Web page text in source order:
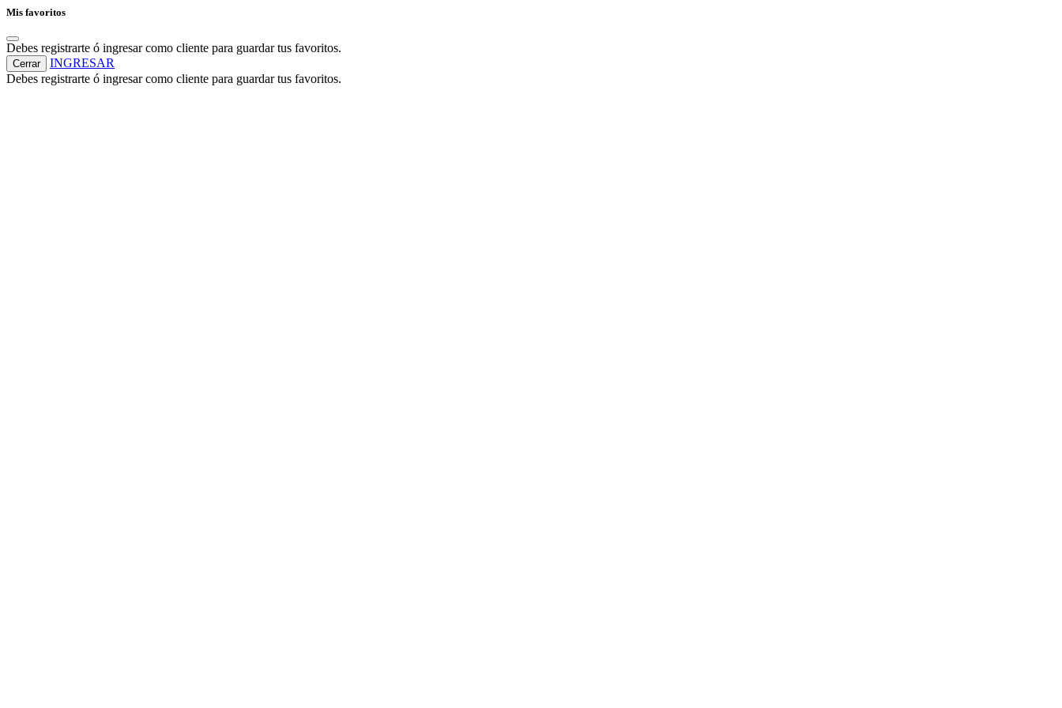
Mis favoritos
Debes registrarte ó ingresar como cliente para guardar tus favoritos.
Cerrar
INGRESAR
Debes registrarte ó ingresar como cliente para guardar tus favoritos.